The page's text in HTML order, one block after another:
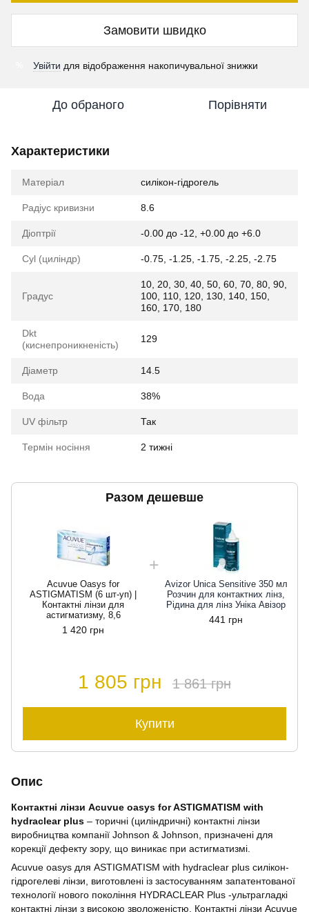
Замовити швидко
Увійти для відображення накопичувальної знижки
До обраного Порівняти
Характеристики
Матеріал силікон-гідрогель
Радіус кривизни 8.6
Діоптрії -0.00 до -12, +0.00 до +6.0
Cyl (циліндр) -0.75, -1.25, -1.75, -2.25, -2.75
Градус
10, 20, 30, 40, 50, 60, 70, 80, 90,
100, 110, 120, 130, 140, 150,
160, 170, 180
Dkt
(киснепроникненість)
129
Діаметр 14.5
Вода 38%
UV фільтр Так
Термін носіння 2 тижні
Разом дешевше
Acuvue Oasys for
ASTIGMATISM (6 шт-уп) |
Контактні лінзи для
астигматизму, 8,6
1 420 грн
Avizor Unica Sensitive 350 мл
Розчин для контактних лінз,
Рідина для лінз Уніка Авізор
441 грн
1 805 грн 1 861 грн
Купити
Опис
Контактні лінзи Acuvue oasys for ASTIGMATISM with
hydraclear plus – торичні (циліндричні) контактні лінзи
виробництва компанії Johnson & Johnson, призначені для
корекції дефекту зору, що виникає при астигматизмі.
Acuvue oasys для ASTIGMATISM with hydraclear plus силікон-
гідрогелеві лінзи, виготовлені із застосуванням запатентованої
технології нового покоління HYDRACLEAR Plus -ультрагладкі
контактні лінзи з високою зволоженістю. Контактні лінзи Acuvue